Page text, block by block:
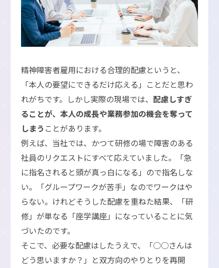
精神障害者雇用における合理的配慮というと、
「本人の要望にできるだけ応える」ことだと思わ
れがちです。しかし実際の現場では、 配慮しすぎ
ることが、本人の成長や業務参加の機会を奪って
しまう ことがあります。
例えば、当社では、かつて研修の場で障害のある
社員のリクエストにすべて応えていました。「急
に指名されると頭が真っ白になる」ので指名しな
い。「グループワークが苦手」なのでワークはや
らない。けれどそうした配慮を重ねた結果、「研
修」が単なる「座学講座」になっていることに気
づいたのです。
そこで、必要な配慮はしたうえで、「○○さんは
どう思いますか？」と双方向のやりとりを再開